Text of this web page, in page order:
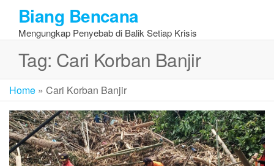
the
content
Biang Bencana
Mengungkap Penyebab di Balik Setiap Krisis
Tag: Cari Korban Banjir
Home » Cari Korban Banjir